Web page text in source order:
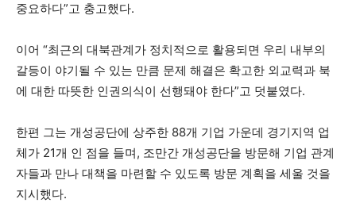
중요하다”고 충고했다.
이어 “최근의 대북관계가 정치적으로 활용되면 우리 내부의
갈등이 야기될 수 있는 만큼 문제 해결은 확고한 외교력과 북
에 대한 따뜻한 인권의식이 선행돼야 한다”고 덧붙였다.
한편 그는 개성공단에 상주한 88개 기업 가운데 경기지역 업
체가 21개 인 점을 들며, 조만간 개성공단을 방문해 기업 관계
자들과 만나 대책을 마련할 수 있도록 방문 계획을 세울 것을
지시했다.